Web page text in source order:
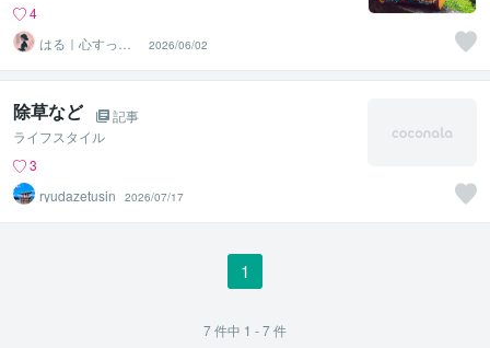
4
はる｜心すっき
り。考えごと整
理サポーター
2026/06/02
除草など
記事
ライフスタイル
3
ryudazetusin
2026/07/17
1
7件中 1 - 7件